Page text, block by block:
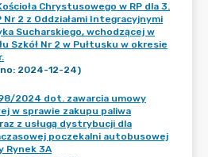
Chrystusowego w RP dla 3.
Nr 2 z Oddziałami Integracyjnymi
Sucharskiego, wchodzącej w
Szkół Nr 2 w Pułtusku w okresie
2024-12-24)
2024 dot. zawarcia umowy
w sprawie zakupu paliwa
z usługą dystrybucji dla
poczekalni autobusowej
Rynek 3A